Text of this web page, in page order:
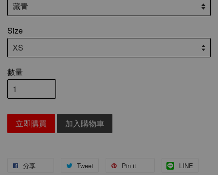
Size
數量
立即購買 加入購物車
分享 Tweet Pin it LINE